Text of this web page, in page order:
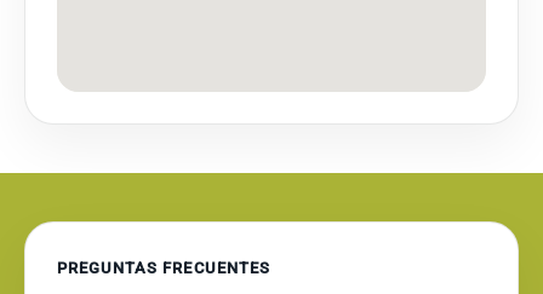
PREGUNTAS FRECUENTES